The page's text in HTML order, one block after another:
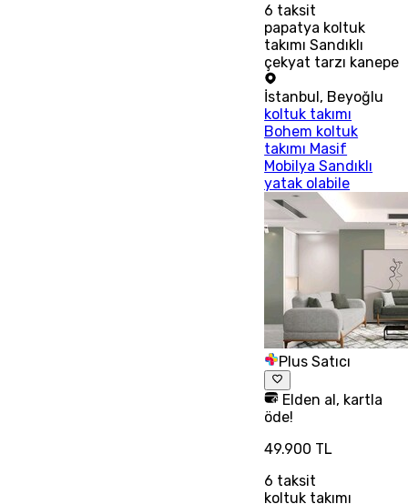
6 taksit
papatya koltuk
takımı Sandıklı
çekyat tarzı kanepe
İstanbul, Beyoğlu
koltuk takımı
Bohem koltuk
takımı Masif
Mobilya Sandıklı
yatak olabile
Plus Satıcı
Elden al, kartla
öde!
49.900 TL
6 taksit
koltuk takımı